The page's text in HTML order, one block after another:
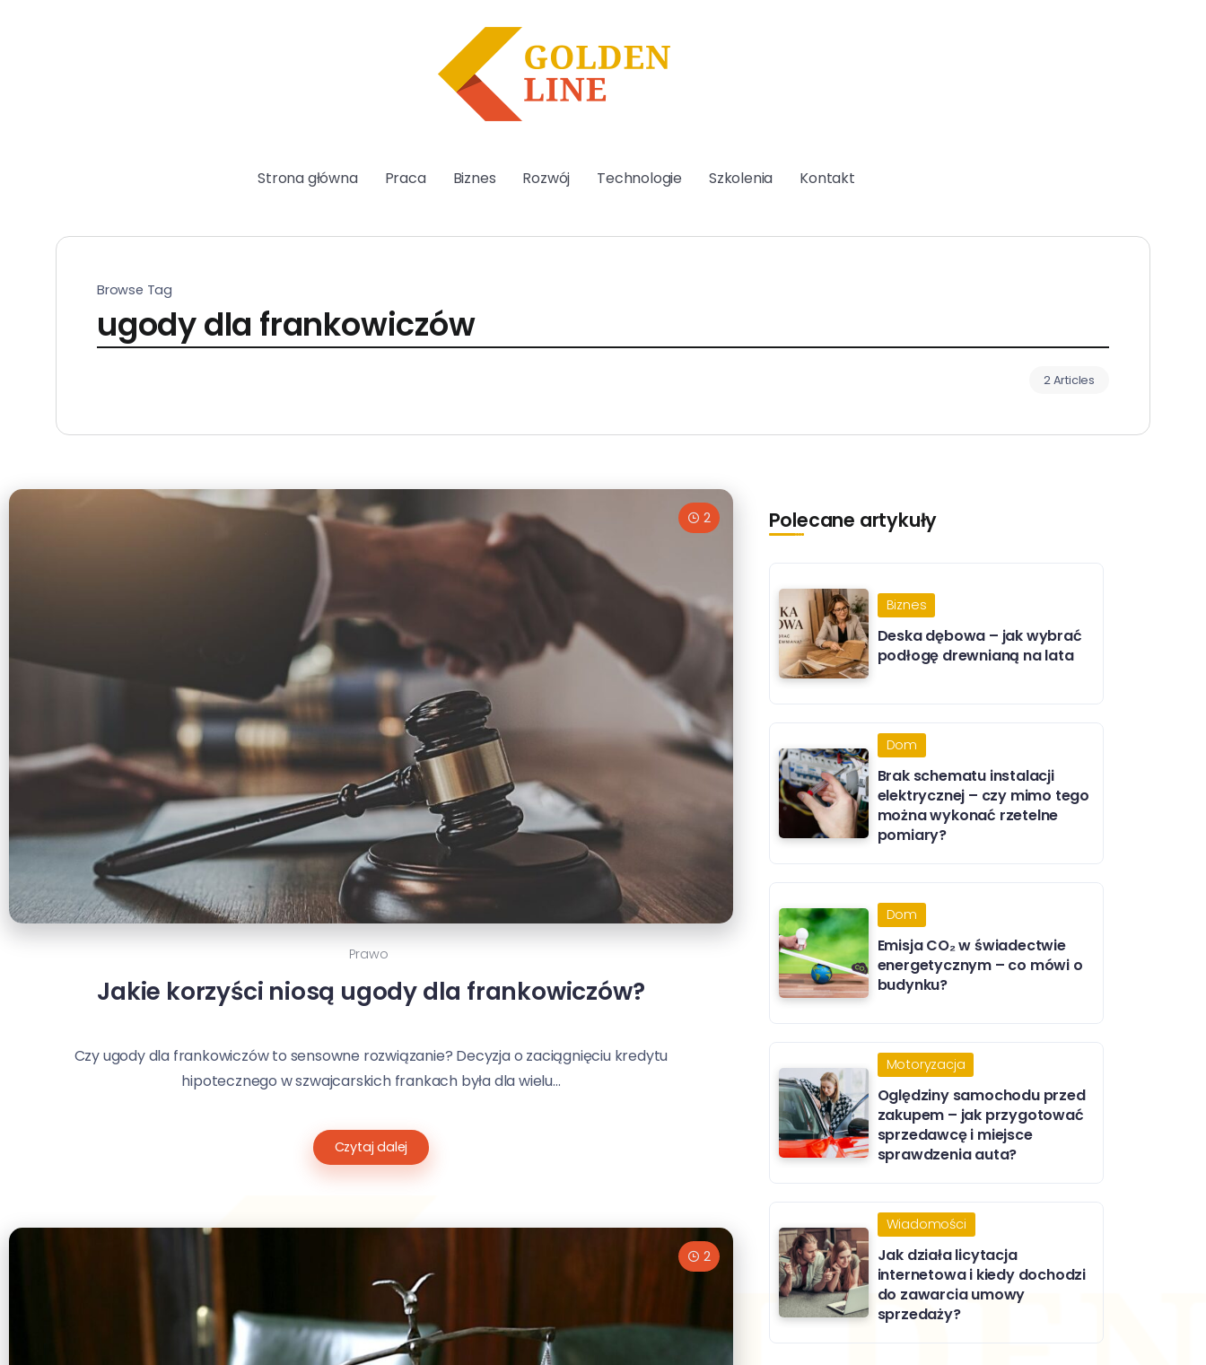
Strona główna Praca Biznes Rozwój Technologie Szkolenia Kontakt
Browse Tag
ugody dla frankowiczów
2 Articles
2
Prawo
Jakie korzyści niosą ugody dla frankowiczów?
Czy ugody dla frankowiczów to sensowne rozwiązanie? Decyzja o zaciągnięciu kredytu
hipotecznego w szwajcarskich frankach była dla wielu...
Czytaj dalej
2
Polecane artykuły
Biznes
Deska dębowa – jak wybrać
podłogę drewnianą na lata
Dom
Brak schematu instalacji
elektrycznej – czy mimo tego
można wykonać rzetelne
pomiary?
Dom
Emisja CO₂ w świadectwie
energetycznym – co mówi o
budynku?
Motoryzacja
Oględziny samochodu przed
zakupem – jak przygotować
sprzedawcę i miejsce
sprawdzenia auta?
Wiadomości
Jak działa licytacja
internetowa i kiedy dochodzi
do zawarcia umowy
sprzedaży?